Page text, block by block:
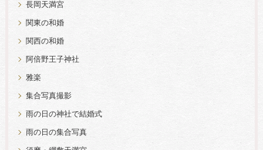
長岡天満宮
関東の和婚
関西の和婚
阿倍野王子神社
雅楽
集合写真撮影
雨の日の神社で結婚式
雨の日の集合写真